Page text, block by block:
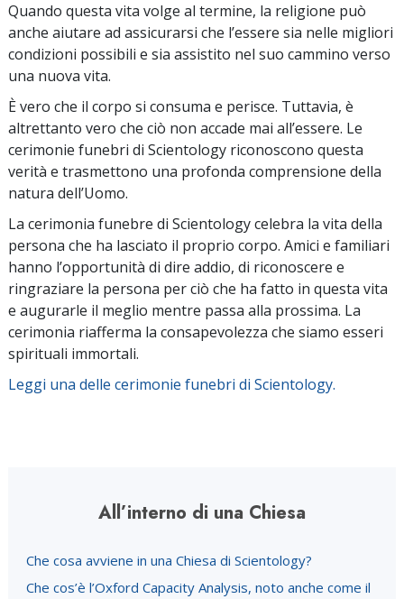
Quando questa vita volge al termine, la religione può
anche aiutare ad assicurarsi che l’essere sia nelle migliori
condizioni possibili e sia assistito nel suo cammino verso
una nuova vita.
È vero che il corpo si consuma e perisce. Tuttavia, è
altrettanto vero che ciò non accade mai all’essere. Le
cerimonie funebri di Scientology riconoscono questa
verità e trasmettono una profonda comprensione della
natura dell’Uomo.
La cerimonia funebre di Scientology celebra la vita della
persona che ha lasciato il proprio corpo. Amici e familiari
hanno l’opportunità di dire addio, di riconoscere e
ringraziare la persona per ciò che ha fatto in questa vita
e augurarle il meglio mentre passa alla prossima. La
cerimonia riafferma la consapevolezza che siamo esseri
spirituali immortali.
Leggi una delle cerimonie funebri di Scientology.
All’interno di una Chiesa
Che cosa avviene in una Chiesa di Scientology?
Che cos’è l’Oxford Capacity Analysis, noto anche come il